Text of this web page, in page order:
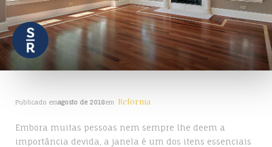
Publicado emagosto de 2018em Reforma
Embora muitas pessoas nem sempre lhe deem a
importância devida, a janela é um dos itens essenciais